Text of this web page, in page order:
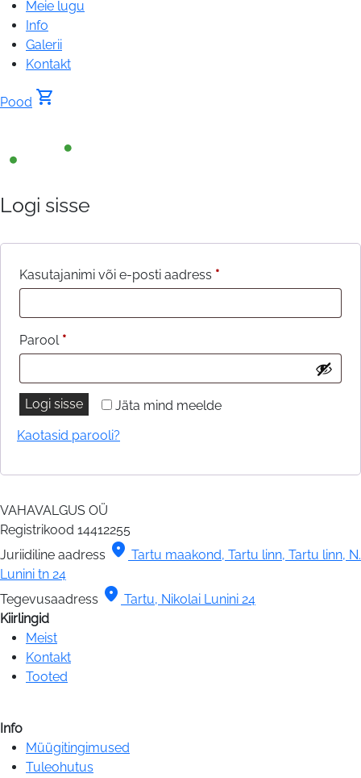
Meie lugu
Info
Galerii
Kontakt
Pood shopping_cart
My
Logi sisse
Kasutajanimi või e-posti aadress *Nõutud
Parool *Nõutud
Jäta mind meelde
Logi sisse
Kaotasid parooli?
VAHAVALGUS OÜ
Registrikood 14412255
Juriidiline aadress location_on Tartu maakond, Tartu linn, Tartu linn, N.
Lunini tn 24
Tegevusaadress location_on Tartu, Nikolai Lunini 24
Kiirlingid
Meist
Kontakt
Tooted
Info
Müügitingimused
Tuleohutus